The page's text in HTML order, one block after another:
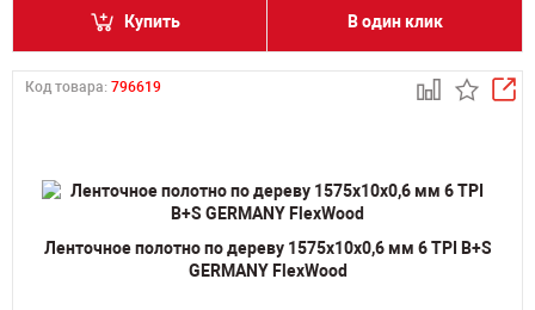
Купить В один клик
Код товара: 796619
Ленточное полотно по дереву 1575х10х0,6 мм 6 TPI B+S
GERMANY FlexWood